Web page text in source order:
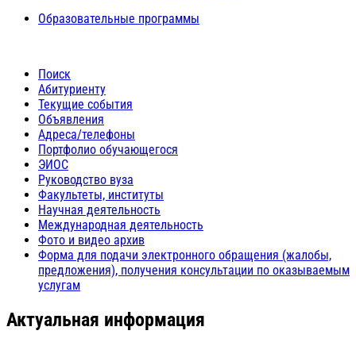
Образовательные программы
Поиск
Абитуриенту
Текущие события
Объявления
Адреса/телефоны
Портфолио обучающегося
ЭИОС
Руководство вуза
Факультеты, институты
Научная деятельность
Международная деятельность
Фото и видео архив
Форма для подачи электронного обращения (жалобы,
предложения), получения консультации по оказываемым
услугам
Актуальная информация